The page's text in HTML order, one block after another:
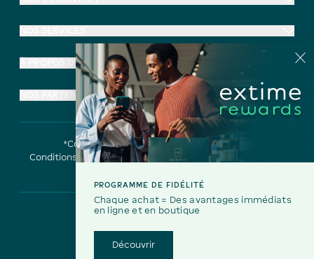
PROGRAMME DE FIDÉLITÉ
Chaque achat = Des avantages immédiats
en ligne et en boutique
Découvrir
À PROPOS D'EXTIME
NOS PARTENAIRES
*Conditions de nos offres
Mentions légales
Conditions générales de vente
Politique de confidentialité